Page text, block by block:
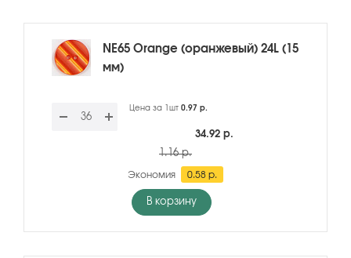
NE65 Orange (оранжевый) 24L (15
мм)
Цена за 1шт 0.97 р.
34.92 р.
1.16 р.
Экономия 0.58 р.
В корзину